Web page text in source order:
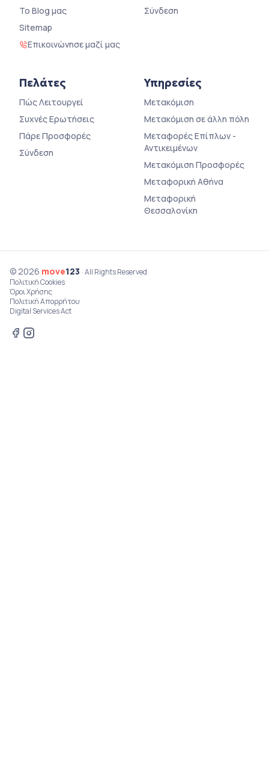
Το Blog μας
Sitemap
Επικοινώνησε μαζί μας
Σύνδεση
Πελάτες
Πώς Λειτουργεί
Συχνές Ερωτήσεις
Πάρε Προσφορές
Σύνδεση
Υπηρεσίες
Μετακόμιση
Μετακόμιση σε άλλη πόλη
Μεταφορές Επίπλων -
Αντικειμένων
Μετακόμιση Προσφορές
Μεταφορική Αθήνα
Μεταφορική
Θεσσαλονίκη
© 2026 move123 · All Rights Reserved
Πολιτική Cookies
Όροι Χρήσης
Πολιτική Απορρήτου
Digital Services Act